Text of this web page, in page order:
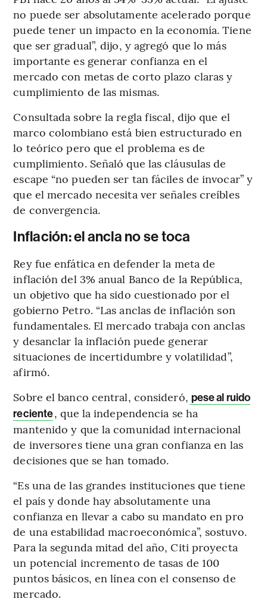
no puede ser absolutamente acelerado porque
puede tener un impacto en la economía. Tiene
que ser gradual”, dijo, y agregó que lo más
importante es generar confianza en el
mercado con metas de corto plazo claras y
cumplimiento de las mismas.
Consultada sobre la regla fiscal, dijo que el
marco colombiano está bien estructurado en
lo teórico pero que el problema es de
cumplimiento. Señaló que las cláusulas de
escape “no pueden ser tan fáciles de invocar” y
que el mercado necesita ver señales creíbles
de convergencia.
Inflación: el ancla no se toca
Rey fue enfática en defender la meta de
inflación del 3% anual Banco de la República,
un objetivo que ha sido cuestionado por el
gobierno Petro. “Las anclas de inflación son
fundamentales. El mercado trabaja con anclas
y desanclar la inflación puede generar
situaciones de incertidumbre y volatilidad”,
afirmó.
Sobre el banco central, consideró, pese al ruido
reciente, que la independencia se ha
mantenido y que la comunidad internacional
de inversores tiene una gran confianza en las
decisiones que se han tomado.
“Es una de las grandes instituciones que tiene
el país y donde hay absolutamente una
confianza en llevar a cabo su mandato en pro
de una estabilidad macroeconómica”, sostuvo.
Para la segunda mitad del año, Citi proyecta
un potencial incremento de tasas de 100
puntos básicos, en línea con el consenso de
mercado.